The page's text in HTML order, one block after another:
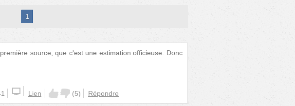
1
source, que c'est une estimation officieuse. Donc
Lien (5) Répondre